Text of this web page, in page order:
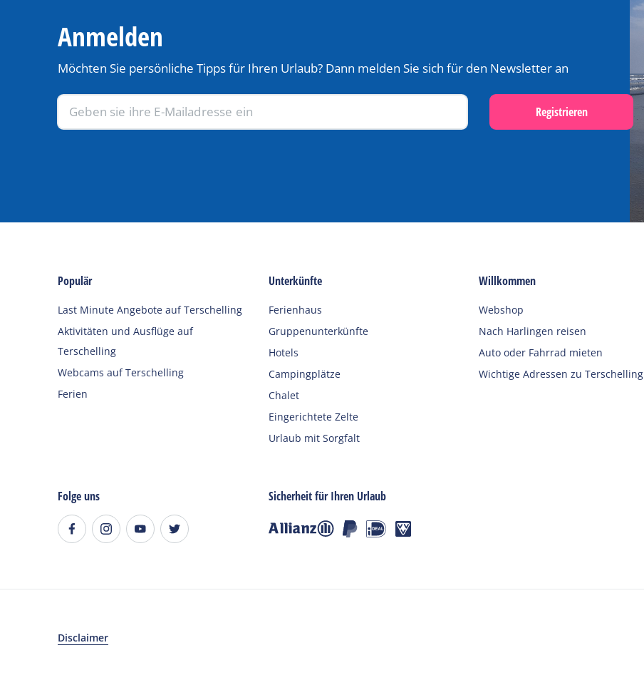
Anmelden
Möchten Sie persönliche Tipps für Ihren Urlaub? Dann melden Sie sich für den Newsletter an
Registrieren
Populär
Last Minute Angebote auf Terschelling
Aktivitäten und Ausflüge auf
Terschelling
Webcams auf Terschelling
Ferien
Unterkünfte
Ferienhaus
Gruppenunterkünfte
Hotels
Campingplätze
Chalet
Eingerichtete Zelte
Urlaub mit Sorgfalt
Willkommen
Webshop
Nach Harlingen reisen
Auto oder Fahrrad mieten
Wichtige Adressen zu Terschelling
Folge uns Sicherheit für Ihren Urlaub
Disclaimer